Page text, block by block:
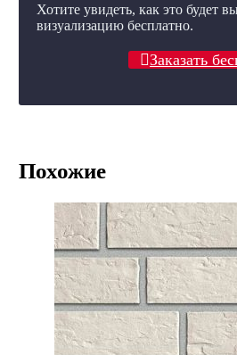
Хотите увидеть, как это будет
визуализацию бесплатно.
Заказать
Похожие